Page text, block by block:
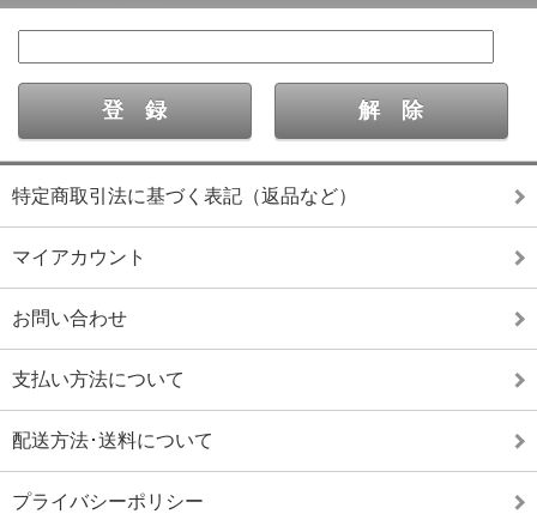
特定商取引法に基づく表記（返品など）
マイアカウント
お問い合わせ
支払い方法について
配送方法･送料について
プライバシーポリシー